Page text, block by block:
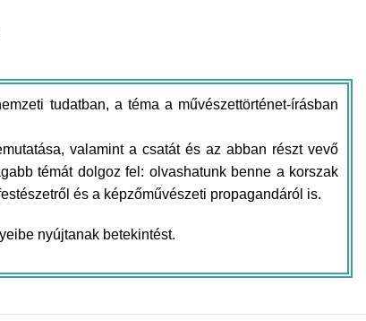
tudatban, a téma a művészettörténet-írásban
valamint a csatát és az abban részt vevő
témát dolgoz fel: olvashatunk benne a korszak
és a képzőművészeti propagandáról is.
nyújtanak betekintést.